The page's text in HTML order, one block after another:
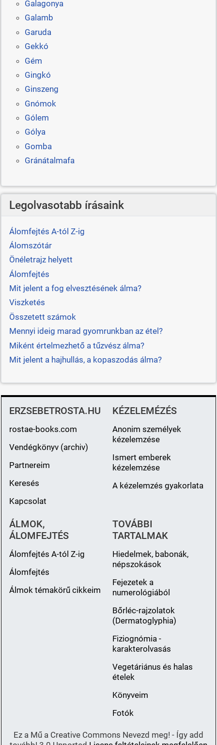
Galagonya
Galamb
Garuda
Gekkó
Gém
Gingkó
Ginszeng
Gnómok
Gólem
Gólya
Gomba
Gránátalmafa
Legolvasotabb írásaink
Álomfejtés A-tól Z-ig
Álomszótár
Önéletrajz helyett
Álomfejtés
Mit jelent a fog elvesztésének álma?
Viszketés
Összetett számok
Mennyi ideig marad gyomrunkban az étel?
Miként értelmezhető a tűzvész álma?
Mit jelent a hajhullás, a kopaszodás álma?
ERZSEBETROSTA.HU
rostae-books.com
Vendégkönyv (archiv)
Partnereim
Keresés
Kapcsolat
KÉZELEMÉZÉS
Anonim személyek
kézelemzése
Ismert emberek
kézelemzése
A kézelemzés gyakorlata
ÁLMOK,
ÁLOMFEJTÉS
Álomfejtés A-tól Z-ig
Álomfejtés
Álmok témakörű cikkeim
TOVÁBBI
TARTALMAK
Hiedelmek, babonák,
népszokások
Fejezetek a
numerológiából
Bőrléc-rajzolatok
(Dermatoglyphia)
Fiziognómia -
karakterolvasás
Vegetáriánus és halas
ételek
Könyveim
Fotók
Ez a Mű a Creative Commons Nevezd meg! - Így add